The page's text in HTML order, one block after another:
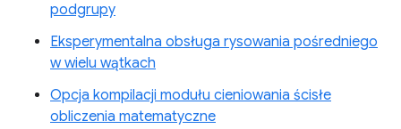
podgrupy
Eksperymentalna obsługa rysowania pośredniego
w wielu wątkach
Opcja kompilacji modułu cieniowania ścisłe
obliczenia matematyczne